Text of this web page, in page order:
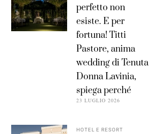
perfetto non
esiste. E per
fortuna! Titti
Pastore, anima
wedding di Tenuta
Donna Lavinia,
spiega perché
23 LUGLIO 2026
HOTEL E RESORT